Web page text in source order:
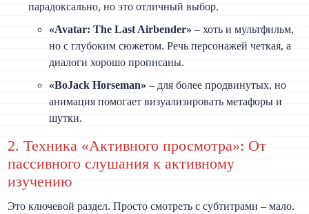
парадоксально, но это отличный выбор.
«Avatar: The Last Airbender» – хоть и мультфильм,
но с глубоким сюжетом. Речь персонажей четкая, а
диалоги хорошо прописаны.
«BoJack Horseman» – для более продвинутых, но
анимация помогает визуализировать метафоры и
шутки.
2. Техника «Активного просмотра»: От
пассивного слушания к активному
изучению
Это ключевой раздел. Просто смотреть с субтитрами – мало.